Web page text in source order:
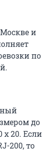
и
по
до
х 20. Если
200, то